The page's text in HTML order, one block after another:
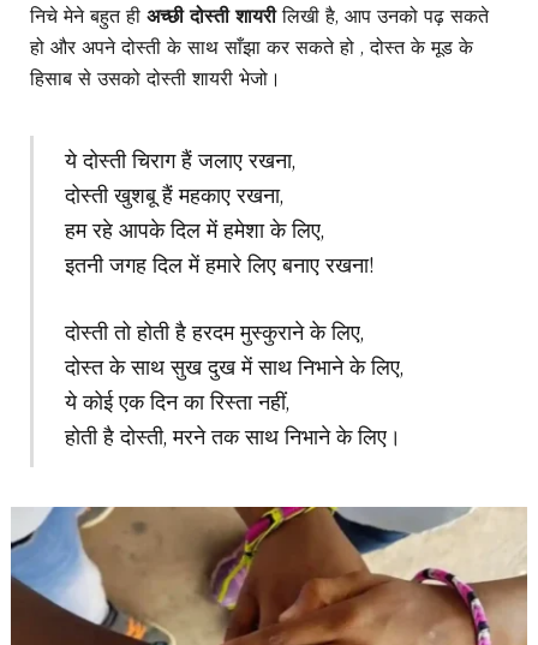
निचे मेने बहुत हीअच्छी दोस्ती शायरीलिखी है, आप उनको पढ़ सकते
हो और अपने दोस्ती के साथ साँझा कर सकते हो , दोस्त के मूड के
हिसाब से उसको दोस्ती शायरी भेजो।
ये दोस्ती चिराग हैं जलाए रखना,
दोस्ती खुशबू हैं महकाए रखना,
हम रहे आपके दिल में हमेशा के लिए,
इतनी जगह दिल में हमारे लिए बनाए रखना!
दोस्ती तो होती है हरदम मुस्कुराने के लिए,
दोस्त के साथ सुख दुख में साथ निभाने के लिए,
ये कोई एक दिन का रिस्ता नहीं,
होती है दोस्ती, मरने तक साथ निभाने के लिए।